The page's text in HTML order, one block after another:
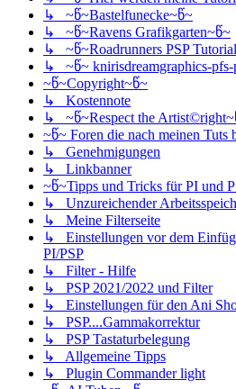
↳ ~წ~Bastelfunecke~წ~
↳ ~წ~Ravens Grafikgarten~წ~
↳ ~წ~Roadrunners PSP
↳ ~წ~ knirisdreamgraphics-pfs-
~წ~Copyright~წ~
↳ Kostennote
↳ ~წ~Respect the
~წ~ Foren die nach meinen Tuts
↳ Genehmigungen
↳ Linkbanner
~წ~Tipps und Tricks für PI und
↳ Unzureichender
↳ Meine Filterseite
↳ Einstellungen vor dem
PI/PSP
↳ Filter - Hilfe
↳ PSP 2021/2022 und Filter
↳ Einstellungen für den Ani
↳ PSP....Gammakorrektur
↳ PSP Tastaturbelegung
↳ Allgemeine Tipps
↳ Plugin Commander light